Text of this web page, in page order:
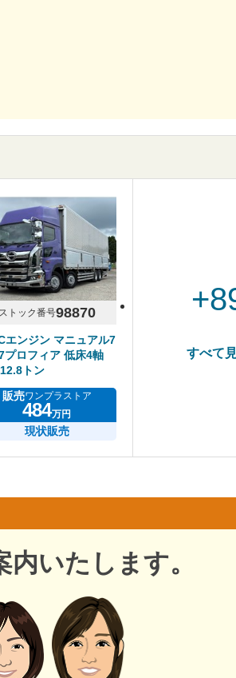
ストック番号98870
エンジン マニュアル7
プロフィア 低床4軸
トン
販売ワンプラストア
484万円
現状販売
すべて
いたします。